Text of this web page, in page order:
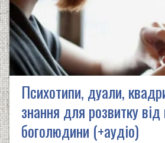
Психотипи, дуали,
знання для розвитку від
боголюдини (+аудіо)